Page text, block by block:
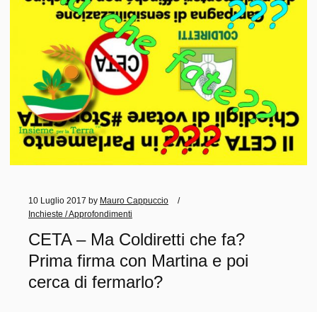
10 Luglio 2017 by Mauro Cappuccio
Inchieste / Approfondimenti
CETA – Ma Coldiretti che fa?
Prima firma con Martina e poi
cerca di fermarlo?